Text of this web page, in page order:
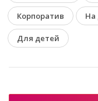
Корпоратив На
Для детей